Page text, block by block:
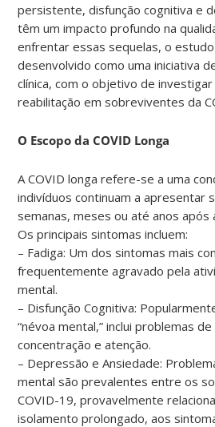
persistente, disfunção cognitiva e
têm um impacto profundo na
enfrentar essas sequelas, o estudo
desenvolvido como uma iniciativa
clínica, com o objetivo de
reabilitação em sobreviventes da
O Escopo da COVID Longa
A COVID longa refere-se a uma
indivíduos continuam a apresentar
semanas, meses ou até anos após
Os principais sintomas incluem:
– Fadiga: Um dos sintomas mais
frequentemente agravado pela
mental.
– Disfunção Cognitiva:
“névoa mental,” inclui problemas
concentração e atenção.
– Depressão e Ansiedade:
mental são prevalentes entre os
COVID-19, provavelmente
isolamento prolongado, aos